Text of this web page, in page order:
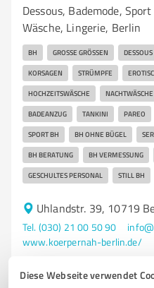
Diese Webseite verwendet
Dessous, Bademode,
Wäsche, Lingerie, Berlin
BH GROSSE GRÖSSEN DESSOUS
KORSAGEN STRÜMPFE
HOCHZEITSWÄSCHE NACHTWÄSCHE
BADEANZUG TANKINI PAREO
SPORT BH BH OHNE BÜGEL
BH BERATUNG BH VERMESSUNG
GESCHULTES PERSONAL STILL BH
Uhlandstr. 39, 10719
Tel. (030) 21 00 50 90
www.koerpernah-berlin.de/
1.062 Bewertungen